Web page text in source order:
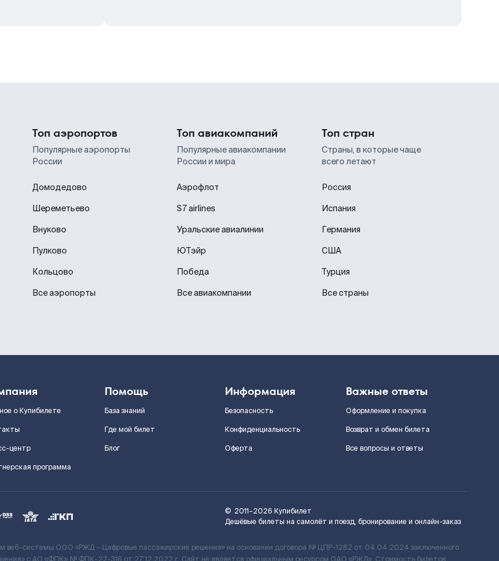
Топ аэропортов
Популярные аэропорты
России
Домодедово
Шереметьево
Внуково
Пулково
Кольцово
Все аэропорты
Топ авиакомпаний
Популярные авиакомпании
России и мира
Аэрофлот
S7 airlines
Уральские авиалинии
ЮТэйр
Победа
Все авиакомпании
Топ стран
Страны, в которые чаще
всего летают
Россия
Испания
Германия
США
Турция
Все страны
о Купибилете
центр
программа
Помощь
База знаний
Где мой билет
Блог
Информация
Безопасность
Конфиденциальность
Оферта
Важные ответы
Оформление и покупка
Возврат и обмен билета
Все вопросы и ответы
© 2011–2026 Купибилет
Дешёвые билеты на самолёт и поезд, бронирование и онлайн-заказ
веб-системы ООО «РЖД – Цифровые пассажирские решения» на основании договора № ЦПР-1282 от 04.04.2024 заключенного